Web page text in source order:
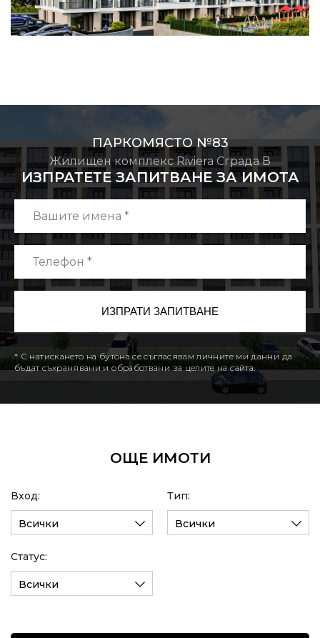
ПАРКОМЯСТО №83
Жилищен комплекс Riviera Сграда В
ИЗПРАТЕТЕ ЗАПИТВАНЕ ЗА ИМОТА
* С натискането на бутона се съгласявам личните ми данни да
бъдат съхранявани и обработвани за целите на сайта.
ОЩЕ ИМОТИ
Вход:
Всички
Тип:
Всички
Статус:
Всички